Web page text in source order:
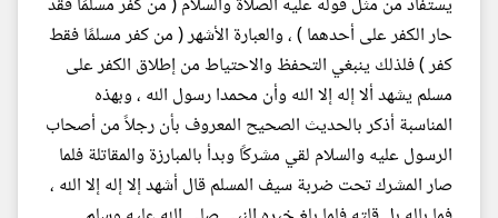
حار الكفر على أحدهما ) ، والعبارة الأشهر ( من كفر مسلمًا فقط
كفر ) فلذلك ينبغي التحفظ والاحتياط من إطلاق الكفر على
مسلم يشهد ألا إله إلا الله وأن محمدا رسول الله ، وبهذه
المناسبة أذكر بالحديث الصحيح المعروف بأن رجلاً من أصحاب
الرسول عليه والسلام لقي مشركًا وبدأ بالمبارزة والمقاتلة فلما
صار المشرك تحت ضربة سيف المسلم قال أشهد إلا إله إلا الله ،